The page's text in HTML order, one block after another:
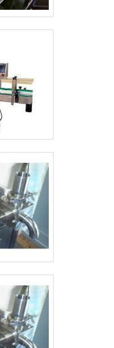
estado,
é uma
da
em tudo
o ciclo de
para seus
falamos
mais do
deve
que tenham
custo-
simples, mas
da
por tudo
a Pharma
empresa
segmento de
para indústria
nutracêutica,
é garantir
para garantir a
cliente.A
e
indústria
nutracêutica,
encontrar